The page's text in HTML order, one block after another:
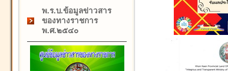
พ.ร.บ.ข้อมูลข่าวสาร
ของทางราชการ
พ.ศ.๒๕๔๐